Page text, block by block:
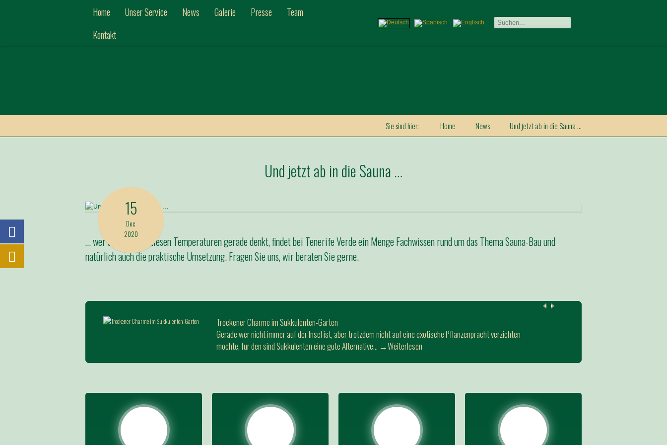
Home Unser Service News Galerie Presse
Team
Kontakt
Sie sind hier: Home News Und jetzt ab in die Sauna …
Und jetzt ab in die Sauna …
15
Dec
2020
… wer sich das bei diesen Temperaturen gerade denkt, findet bei Tenerife Verde ein Menge Fachwissen rund um das Thema Sauna-Bau und
natürlich auch die praktische Umsetzung. Fragen Sie uns, wir beraten Sie gerne.
Trockener Charme im Sukkulenten-Garten
Gerade wer nicht immer auf der Insel ist, aber trotzdem nicht auf eine exotische Pflanzenpracht verzichten
möchte, für den sind Sukkulenten eine gute Alternative… →Weiterlesen